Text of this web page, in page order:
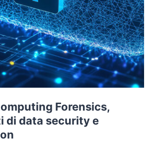
Forensics,
di data security e